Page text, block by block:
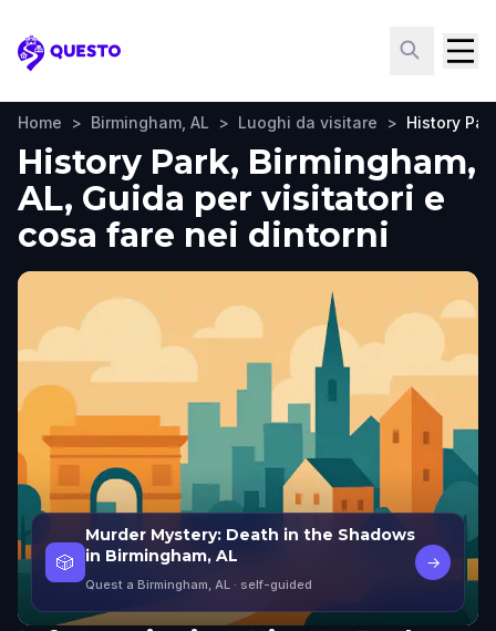
Questo
Home > Birmingham, AL > Luoghi da visitare > History
History Park, Birmingham,
AL, Guida per visitatori e
cosa fare nei dintorni
🎲
Murder Mystery: Death in the Shadows
in Birmingham, AL
Quest a Birmingham, AL · self-guided
→